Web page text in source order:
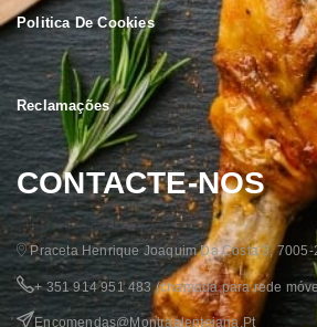
Politica De Cookies
Reclamações
CONTACTE-NOS
Praceta Henrique Joaquim Da Costa 3, 7005-
+ 351 914 951 483 (chamada para rede
Encomendas@montraalentejana.pt